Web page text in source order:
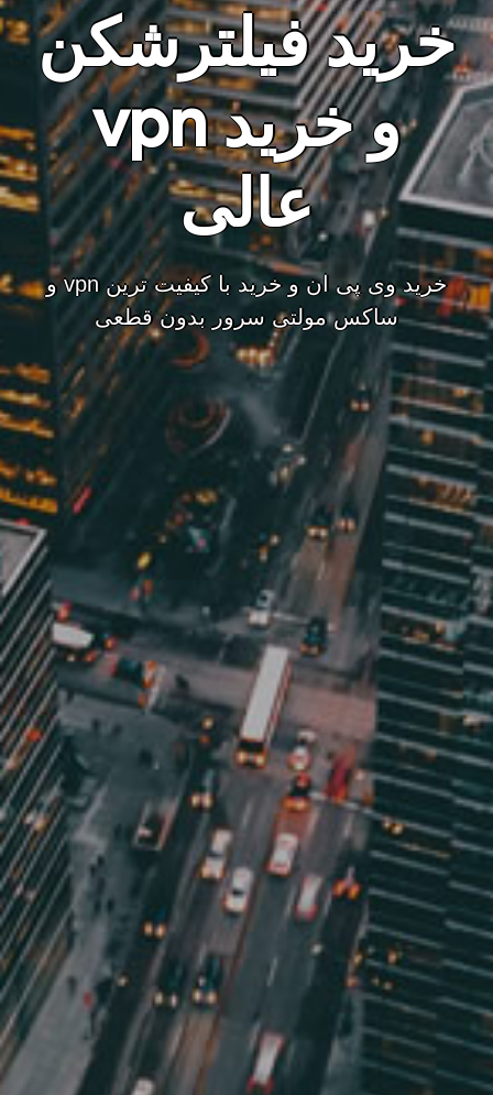
خرید فیلترشکن
و خرید vpn
عالی
خرید وی پی ان و خرید با کیفیت ترین vpn و
ساکس مولتی سرور بدون قطعی